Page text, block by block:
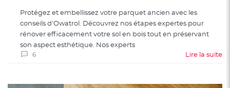
6
Protégez et embellissez votre parquet ancien avec les
conseils d'Owatrol. Découvrez nos étapes expertes pour
rénover efficacement votre sol en bois tout en préservant
son aspect esthétique. Nos experts
Lire la suite